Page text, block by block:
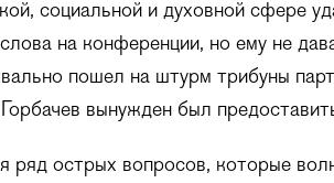
социальной и духовной сфере
на конференции, но ему не
пошел на штурм трибуны
вынужден был
ряд острых вопросов, которые